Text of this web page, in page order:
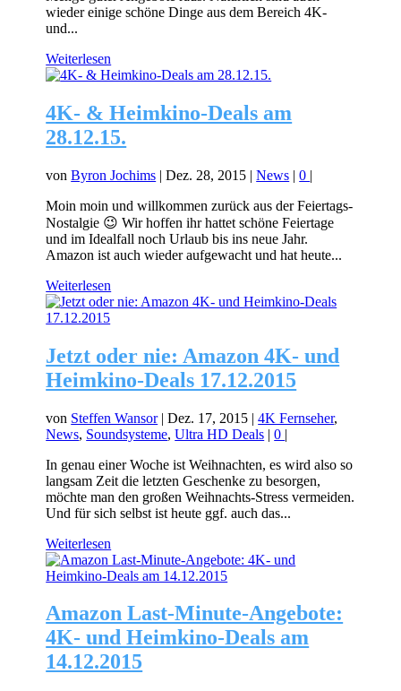
wieder einige schöne Dinge aus dem Bereich 4K-
und...
Weiterlesen
4K- & Heimkino-Deals am
28.12.15.
vonByron Jochims |Dez. 28, 2015 |News |0 |
Moin moin und willkommen zurück aus der Feiertags-
Nostalgie 😉 Wir hoffen ihr hattet schöne Feiertage
und im Idealfall noch Urlaub bis ins neue Jahr.
Amazon ist auch wieder aufgewacht und hat heute...
Weiterlesen
Jetzt oder nie: Amazon 4K- und
Heimkino-Deals 17.12.2015
von Steffen Wansor|Dez. 17, 2015 |4K Fernseher,
News, Soundsysteme,Ultra HD Deals |0 |
In genau einer Woche ist Weihnachten, es wird also so
langsam Zeit die letzten Geschenke zu besorgen,
möchte man den großen Weihnachts-Stress vermeiden.
Und für sich selbst ist heute ggf. auch das...
Weiterlesen
Amazon Last-Minute-Angebote:
4K- und Heimkino-Deals am
14.12.2015